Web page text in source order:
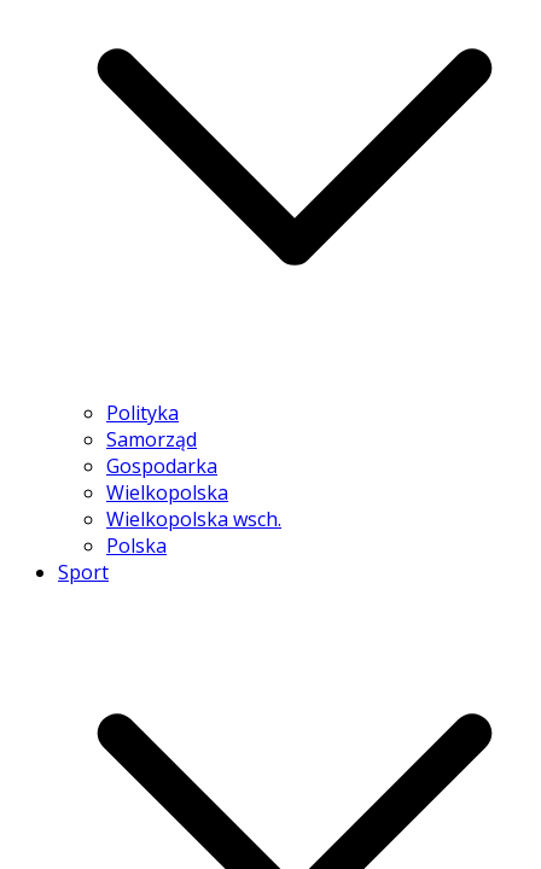
Polityka
Samorząd
Gospodarka
Wielkopolska
Wielkopolska wsch.
Polska
Sport